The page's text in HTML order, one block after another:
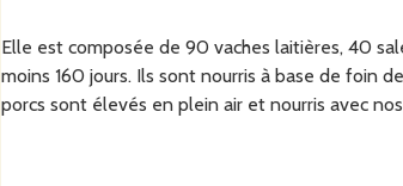
Elle est composée de 90 vaches laitières, 40
moins 160 jours. Ils sont nourris à base de foin
porcs sont élevés en plein air et nourris avec